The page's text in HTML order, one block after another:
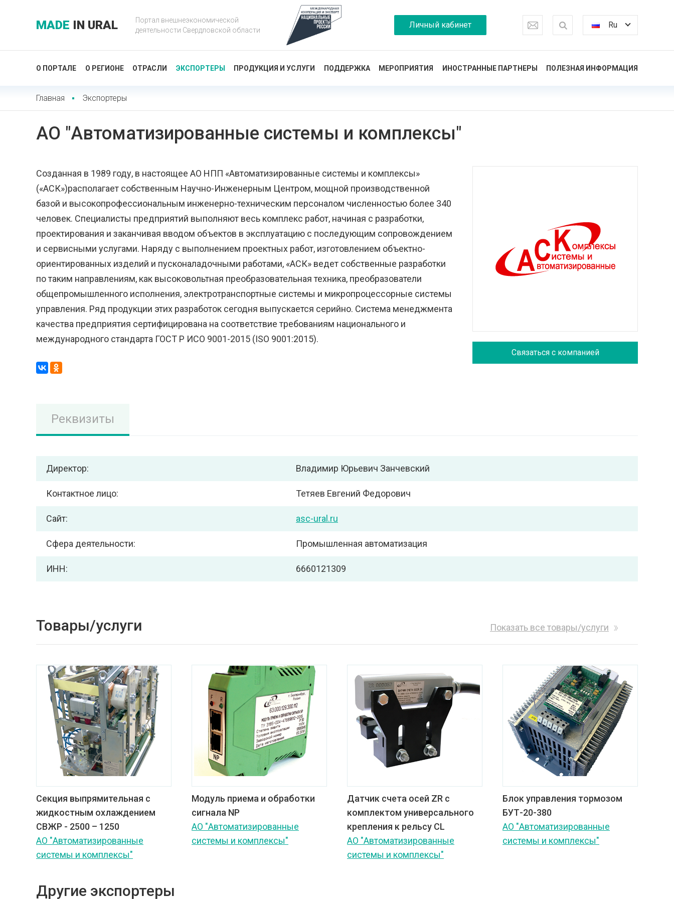
MADE IN URAL
Портал внешнеэкономической
деятельности Свердловской области
Личный кабинет Ru
О ПОРТАЛЕ О РЕГИОНЕ ОТРАСЛИ ЭКСПОРТЕРЫ ПРОДУКЦИЯ И УСЛУГИ ПОДДЕРЖКА МЕРОПРИЯТИЯ ИНОСТРАННЫЕ ПАРТНЕРЫ ПОЛЕЗНАЯ ИНФОРМАЦИЯ
Главная Экспортеры
АО "Автоматизированные системы и комплексы"
Связаться с компанией
Созданная в 1989 году, в настоящее АО НПП «Автоматизированные системы и комплексы»
(«АСК»)располагает собственным Научно-Инженерным Центром, мощной производственной
базой и высокопрофессиональным инженерно-техническим персоналом численностью более 340
человек. Специалисты предприятий выполняют весь комплекс работ, начиная с разработки,
проектирования и заканчивая вводом объектов в эксплуатацию с последующим сопровождением
и сервисными услугами. Наряду с выполнением проектных работ, изготовлением объектно-
ориентированных изделий и пусконаладочными работами, «АСК» ведет собственные разработки
по таким направлениям, как высоковольтная преобразовательная техника, преобразователи
общепромышленного исполнения, электротранспортные системы и микропроцессорные системы
управления. Ряд продукции этих разработок сегодня выпускается серийно. Система менеджмента
качества предприятия сертифицирована на соответствие требованиям национального и
международного стандарта ГОСТ Р ИСО 9001-2015 (ISO 9001:2015).
Реквизиты
Директор: Владимир Юрьевич Занчевский
Контактное лицо: Тетяев Евгений Федорович
Сайт: asc-ural.ru
Сфера деятельности: Промышленная автоматизация
ИНН: 6660121309
Товары/услуги Показать все товары/услуги
Секция выпрямительная с
жидкостным охлаждением
СВЖР - 2500 – 1250
АО "Автоматизированные
системы и комплексы"
Модуль приема и обработки
сигнала NP
АО "Автоматизированные
системы и комплексы"
Датчик счета осей ZR с
комплектом универсального
крепления к рельсу CL
АО "Автоматизированные
системы и комплексы"
Блок управления тормозом
БУТ-20-380
АО "Автоматизированные
системы и комплексы"
Другие экспортеры